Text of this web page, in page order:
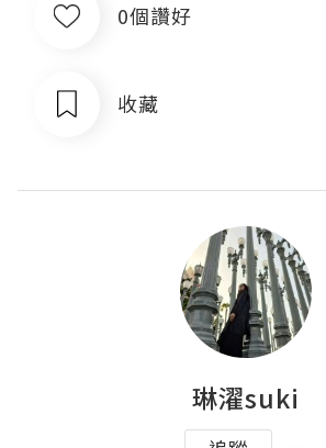
0個讚好
收藏
琳濯suki